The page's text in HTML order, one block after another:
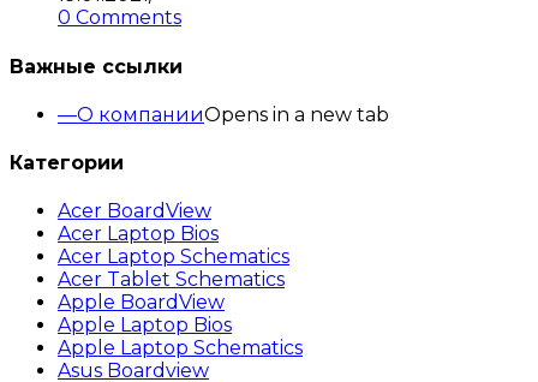
0 Comments
Важные ссылки
О компанииOpens in a new tab
Категории
Acer BoardView
Acer Laptop Bios
Acer Laptop Schematics
Acer Tablet Schematics
Apple BoardView
Apple Laptop Bios
Apple Laptop Schematics
Asus Boardview